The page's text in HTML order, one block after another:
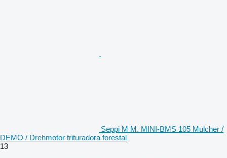
Seppi M M. MINI-BMS 105 Mulcher /
DEMO / Drehmotor trituradora forestal
13